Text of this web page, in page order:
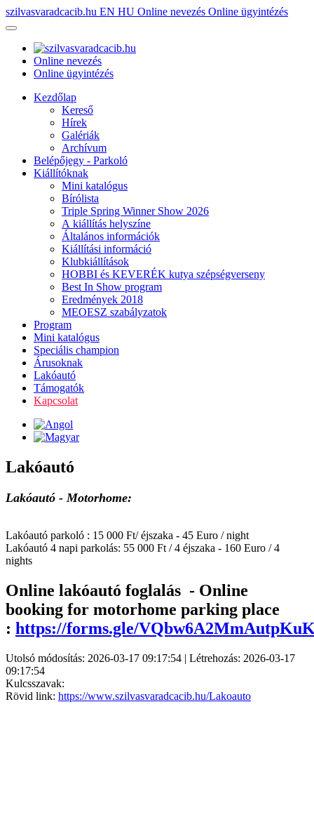
szilvasvaradcacib.hu EN HU Online nevezés Online ügyintézés
Online nevezés
Online ügyintézés
Kezdőlap
Kereső
Hírek
Galériák
Archívum
Belépőjegy - Parkoló
Kiállítóknak
Mini katalógus
Bírólista
Triple Spring Winner Show 2026
A kiállítás helyszíne
Általános információk
Kiállítási információ
Klubkiállítások
HOBBI és KEVERÉK kutya szépségverseny
Best In Show program
Eredmények 2018
MEOESZ szabályzatok
Program
Mini katalógus
Speciális champion
Árusoknak
Lakóautó
Támogatók
Kapcsolat
Lakóautó
Lakóautó - Motorhome:
Lakóautó parkoló : 15 000 Ft/ éjszaka - 45 Euro / night
Lakóautó 4 napi parkolás: 55 000 Ft / 4 éjszaka - 160 Euro / 4
nights
Online lakóautó foglalás - Online
booking for motorhome parking place
: https://forms.gle/
Utolsó módosítás: 2026-03-17 09:17:54 | Létrehozás: 2026-03-17
09:17:54
Kulcsszavak:
Rövid link: https://www.szilvasvaradcacib.hu/Lakoauto